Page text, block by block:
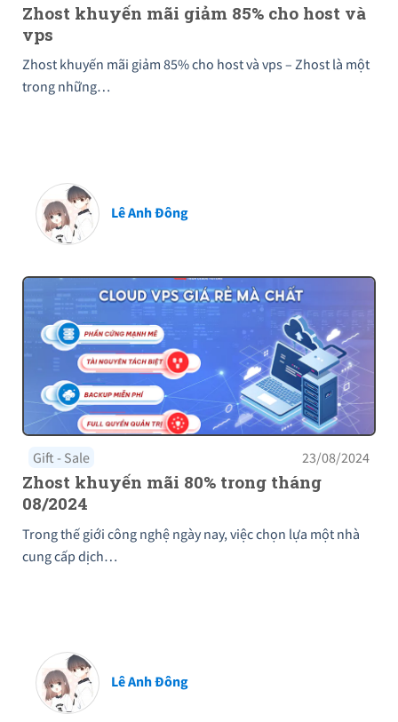
Zhost khuyến mãi giảm 85% cho host và
vps
Zhost khuyến mãi giảm 85% cho host và vps – Zhost là một
trong những…
Lê Anh Đông
Gift - Sale 23/08/2024
Zhost khuyến mãi 80% trong tháng
08/2024
Trong thế giới công nghệ ngày nay, việc chọn lựa một nhà
cung cấp dịch…
Lê Anh Đông